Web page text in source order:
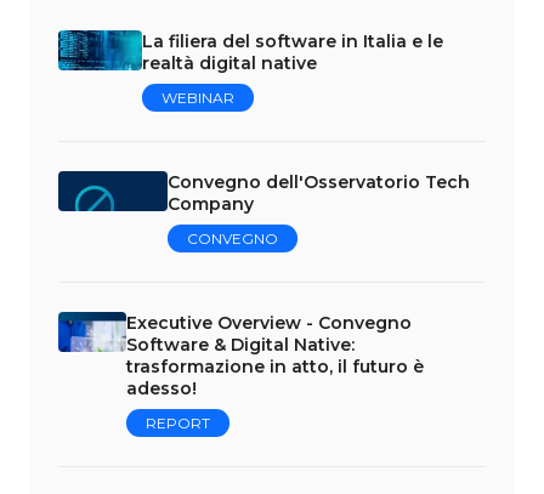
La filiera del software in Italia e le
realtà digital native
WEBINAR
Convegno dell'Osservatorio Tech
Company
CONVEGNO
Executive Overview - Convegno
Software & Digital Native:
trasformazione in atto, il futuro è
adesso!
REPORT